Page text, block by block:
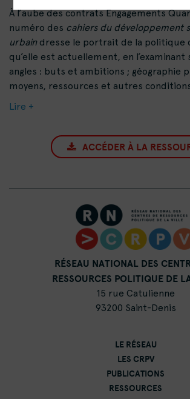
À l’aube des contrats Engagements
numéro des cahiers du développement
urbain dresse le portrait de la politique
qu’elle est actuellement, en l’examinant
angles : buts et ambitions ; géographie
moyens, ressources et autres
Lire +
ACCÉDER À LA
RÉSEAU NATIONAL DES
RESSOURCES POLITIQUE DE
15 rue Catulienne
93200 Saint-Denis
LE RÉSEAU
LES CRPV
PUBLICATIONS
RESSOURCES